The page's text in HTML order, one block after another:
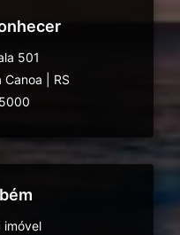
501
Canoa
RS
imóvel